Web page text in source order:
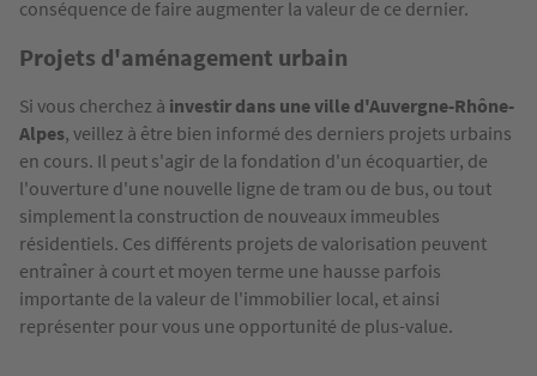
conséquence de faire augmenter la valeur de ce dernier.
Projets d'aménagement urbain
Si vous cherchez à investir dans une ville d'Auvergne-Rhône-
Alpes, veillez à être bien informé des derniers projets urbains
en cours. Il peut s'agir de la fondation d'un écoquartier, de
l'ouverture d'une nouvelle ligne de tram ou de bus, ou tout
simplement la construction de nouveaux immeubles
résidentiels. Ces différents projets de valorisation peuvent
entraîner à court et moyen terme une hausse parfois
importante de la valeur de l'immobilier local, et ainsi
représenter pour vous une opportunité de plus-value.